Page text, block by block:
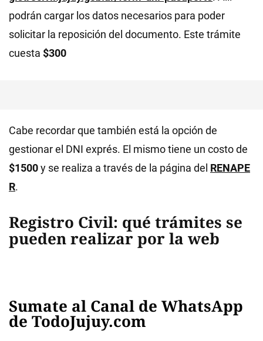
podrán cargar los datos necesarios para poder
solicitar la reposición del documento. Este trámite
cuesta $300
Cabe recordar que también está la opción de
gestionar el DNI exprés. El mismo tiene un costo de
$1500y se realiza a través de la página del RENAPE
R.
Registro Civil: qué trámites se
pueden realizar por la web
Sumate al Canal de WhatsApp
de TodoJujuy.com